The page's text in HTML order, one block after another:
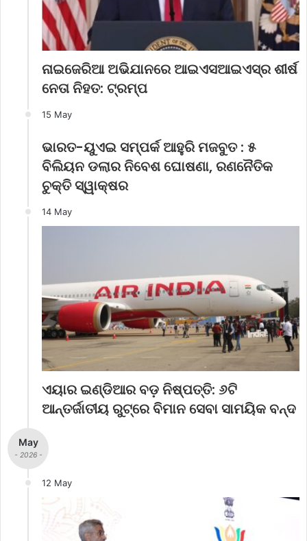
ନାଇଜେରିଆ ଅଭିଯାନରେ ଆଇଏସଆଇଏସ୍‌ର ଶୀର୍ଷ
ନେତା ନିହତ: ଟ୍ରମ୍ପ
15 May
ଭାରତ-ୟୁଏଇ ସମ୍ପର୍କ ଆହୁରି ମଜବୁତ : ୫
ବିଲିୟନ ଡଲାର ନିବେଶ ଘୋଷଣା, ରଣନୈତିକ
ଚୁକ୍ତି ସ୍ୱାକ୍ଷର
14 May
ଏୟାର ଇଣ୍ଡିଆର ବଡ଼ ନିଷ୍ପତ୍ତି: ୬ଟି
ଆନ୍ତର୍ଜାତୀୟ ରୁଟ୍‌ରେ ବିମାନ ସେବା ସାମୟିକ ବନ୍ଦ
May
- 2026 -
12 May